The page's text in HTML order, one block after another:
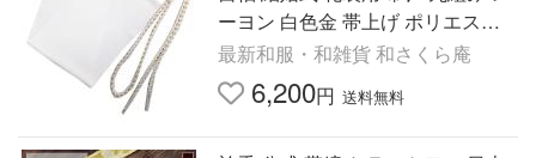
ーヨン 白色金 帯上げ ポリエステ
ル ちりめん 和装 着物 フォーマル
婚礼用 留袖用
最新和服・和雑貨 和さくら庵
6,200円 送料無料